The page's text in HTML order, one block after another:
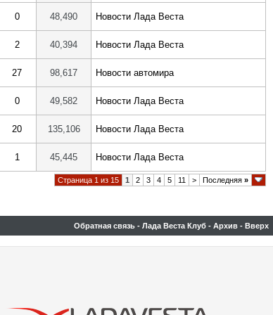
0 48,490 Новости Лада Веста
2 40,394 Новости Лада Веста
27 98,617 Новости автомира
0 49,582 Новости Лада Веста
20 135,106 Новости Лада Веста
1 45,445 Новости Лада Веста
Страница 1 из 15 1 2 3 4 5 11 > Последняя »
Обратная связь - Лада Веста Клуб - Архив - Вверх